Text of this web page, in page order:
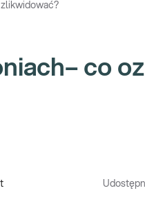
zlikwidować?
co